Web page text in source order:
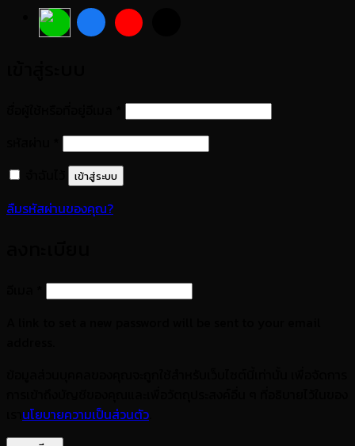
ต้องการ
ต้องการ
เข้าสู่ระบบ
ลืมรหัสผ่านของคุณ?
ต้องการ
นโยบายความเป็นส่วนตัว